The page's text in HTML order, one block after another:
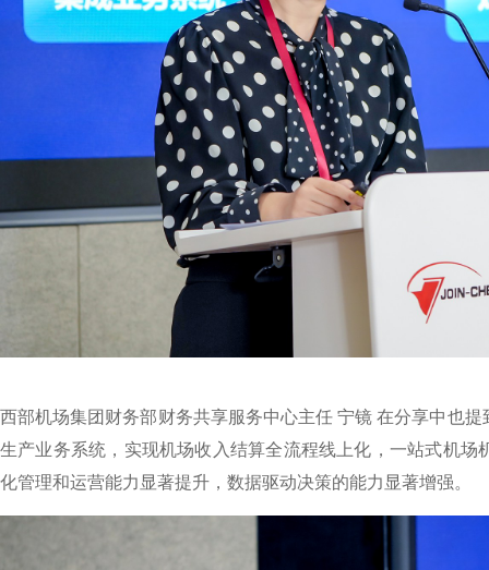
西部机场集团财务部财务共享服务中心主任 宁镜 在分享中也
生产业务系统，实现机场收入结算全流程线上化，一站式机
化管理和运营能力显著提升，数据驱动决策的能力显著增强。